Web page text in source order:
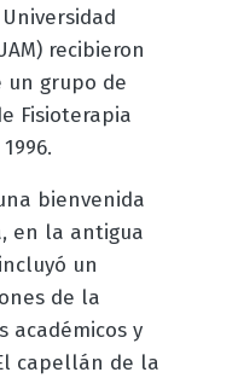
recibieron
un grupo de
Fisioterapia
bienvenida
en la antigua
un
de la
académicos y
capellán de la